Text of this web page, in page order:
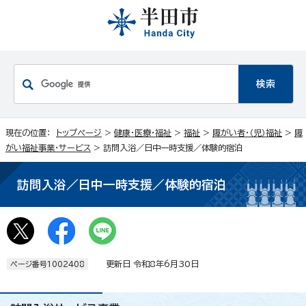
現在の位置： トップページ > 健康・医療・福祉 > 福祉 > 障がい者・（児）福祉 > 障
がい福祉事業・サービス > 訪問入浴／日中一時支援／体験的宿泊
訪問入浴／日中一時支援／体験的宿泊
ページ番号1002408 更新日 令和8年6月30日